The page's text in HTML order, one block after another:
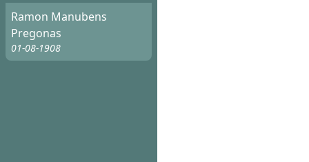
Ramon Manubens
Pregonas
01-08-1908